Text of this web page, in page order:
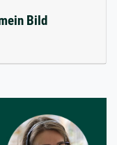
Bild